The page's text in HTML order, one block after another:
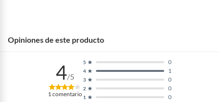
Opiniones de este producto
4/5
1comentario 1 0
2 0
3 0
4 1
5 0